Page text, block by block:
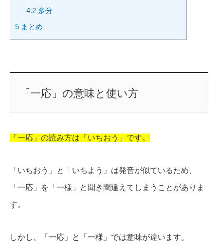
4.2多分
5 まとめ
「一応」の意味と使い方
「一応」の読み方は「いちおう」です。
「いちおう」と「いちよう」は発音が似ているため、
「一応」を「一様」と聞き間違えてしまうことがありま
す。
しかし、「一応」と「一様」では意味が違います。